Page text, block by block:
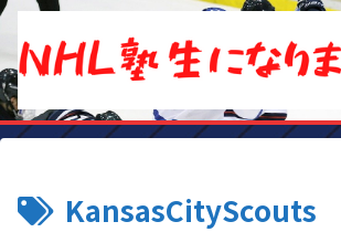
KansasCityScouts